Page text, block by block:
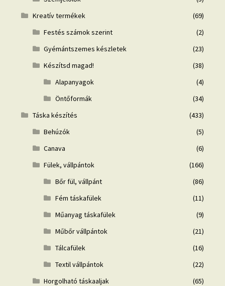
Kreatív termékek
(69)
Festés számok szerint
(2)
Gyémántszemes készletek
(23)
Készítsd magad!
(38)
Alapanyagok
(4)
Öntőformák
(34)
Táska készítés
(433)
Behúzók
(5)
Canava
(6)
Fülek, vállpántok
(166)
Bőr fül, vállpánt
(86)
Fém táskafülek
(11)
Műanyag táskafülek
(9)
Műbőr vállpántok
(21)
Tálcafülek
(16)
Textil vállpántok
(22)
Horgolható táskaaljak
(65)